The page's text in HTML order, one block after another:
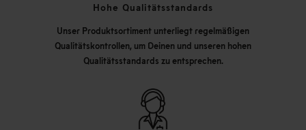
Hohe Qualitätsstandards
Unser Produktsortiment unterliegt regelmäßigen
Qualitätskontrollen, um Deinen und unseren hohen
Qualitätsstandards zu entsprechen.